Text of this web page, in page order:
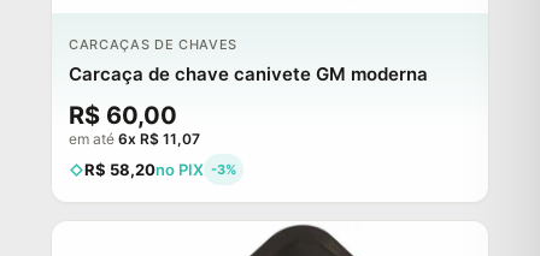
CARCAÇAS DE CHAVES
Carcaça de chave canivete GM moderna
R$ 60,00
em até 6x R$ 11,07
R$ 58,20no PIX -3%